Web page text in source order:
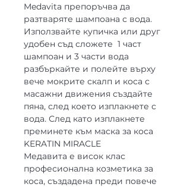
Medavita препоръчва да
разтваряте шампоана с вода.
Използвайте купичка или друг
удобен съд сложете 1 част
шампоан и 3 части вода
разбъркайте и полейте върху
вече мокрите скалп и коса с
масажни движения създайте
пяна, след което изплакнете с
вода. След като изплакнете
преминете към маска за коса
KERATIN MIRACLE
Медавита е висок клас
професионална козметика за
коса, създадена преди повече